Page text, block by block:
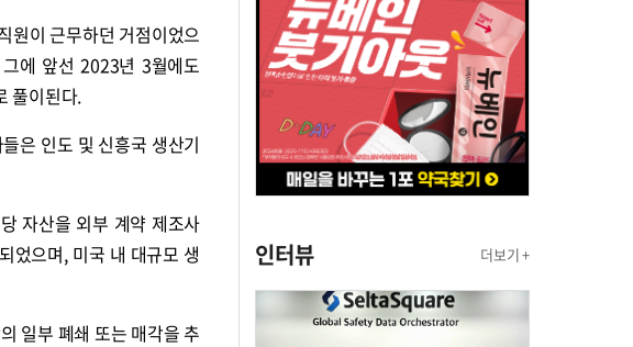
원이 근무하던 거점이었으
에 앞선 2023년 3월에도
풀이된다.
은 인도 및 신흥국 생산기
자산을 외부 계약 제조사
었으며, 미국 내 대규모 생
일부 폐쇄 또는 매각을 추
인터뷰 더보기 +